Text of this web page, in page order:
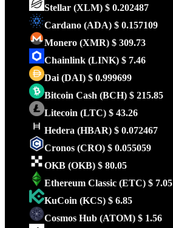
Stellar (XLM) $ 0.202487
Cardano (ADA) $ 0.157109
Monero (XMR) $ 309.73
Chainlink (LINK) $ 7.46
Dai (DAI) $ 0.999699
Bitcoin Cash (BCH) $ 215.85
Litecoin (LTC) $ 43.26
Hedera (HBAR) $ 0.072467
Cronos (CRO) $ 0.055059
OKB (OKB) $ 80.05
Ethereum Classic (ETC) $ 7.05
KuCoin (KCS) $ 6.85
Cosmos Hub (ATOM) $ 1.56